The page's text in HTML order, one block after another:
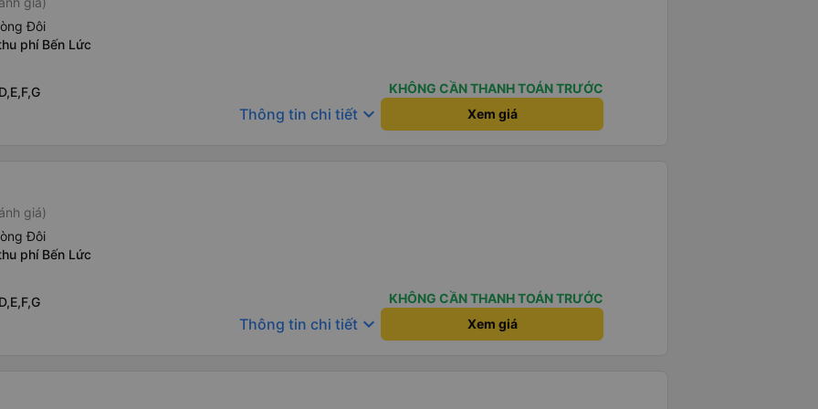
Đôi
phí Bến Lức
KHÔNG CẦN THANH TOÁN TRƯỚC
Thông tin chi tiết keyboard_arrow_down Xem giá
giá)
Đôi
phí Bến Lức
KHÔNG CẦN THANH TOÁN TRƯỚC
Thông tin chi tiết keyboard_arrow_down Xem giá